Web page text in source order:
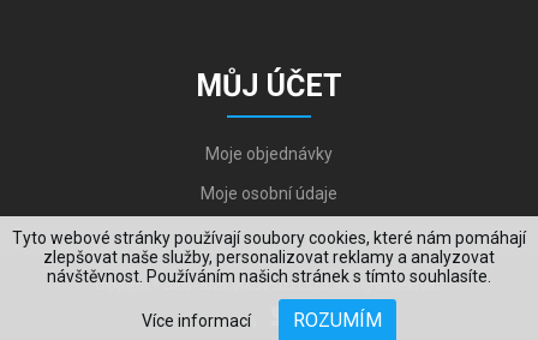
Tyto webové stránky používají soubory cookies, které nám pomáhají
zlepšovat naše služby, personalizovat reklamy a analyzovat
návštěvnost. Používáním našich stránek s tímto souhlasíte.
Více informací ROZUMÍM
MŮJ ÚČET
Moje objednávky
Moje osobní údaje
Copyright © 2006-2026, VYKOV STEEL s.r.o. All Rights Reserved.
Created by